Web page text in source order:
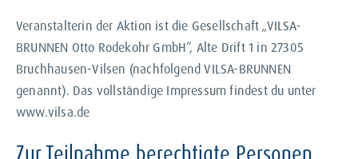
Veranstalterin der Aktion ist die Gesellschaft „VILSA-
BRUNNEN Otto Rodekohr GmbH“, Alte Drift 1 in 27305
Bruchhausen-Vilsen (nachfolgend VILSA-BRUNNEN
genannt). Das vollständige Impressum findest du unter
www.vilsa.de